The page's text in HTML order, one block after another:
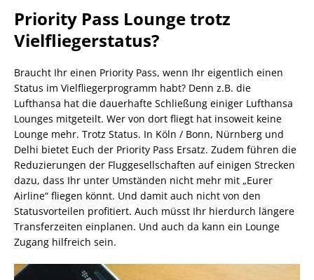
Priority Pass Lounge trotz
Vielfliegerstatus?
Braucht Ihr einen Priority Pass, wenn Ihr eigentlich einen
Status im Vielfliegerprogramm habt? Denn z.B. die
Lufthansa hat die dauerhafte Schließung einiger Lufthansa
Lounges mitgeteilt. Wer von dort fliegt hat insoweit keine
Lounge mehr. Trotz Status. In Köln / Bonn, Nürnberg und
Delhi bietet Euch der Priority Pass Ersatz. Zudem führen die
Reduzierungen der Fluggesellschaften auf einigen Strecken
dazu, dass Ihr unter Umständen nicht mehr mit „Eurer
Airline“ fliegen könnt. Und damit auch nicht von den
Statusvorteilen profitiert. Auch müsst Ihr hierdurch längere
Transferzeiten einplanen. Und auch da kann ein Lounge
Zugang hilfreich sein.